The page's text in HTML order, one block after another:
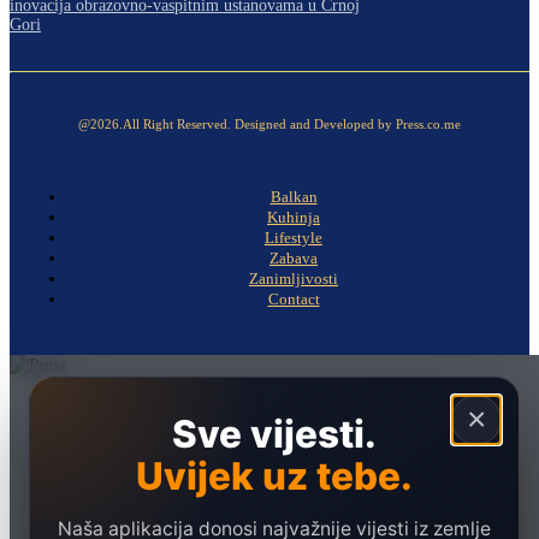
inovacija obrazovno-vaspitnim ustanovama u Crnoj
Gori
@2026.All Right Reserved. Designed and Developed by Press.co.me
Balkan
Kuhinja
Lifestyle
Zabava
Zanimljivosti
Contact
×
Sve vijesti.
Uvijek uz tebe.
Naša aplikacija donosi najvažnije vijesti iz zemlje